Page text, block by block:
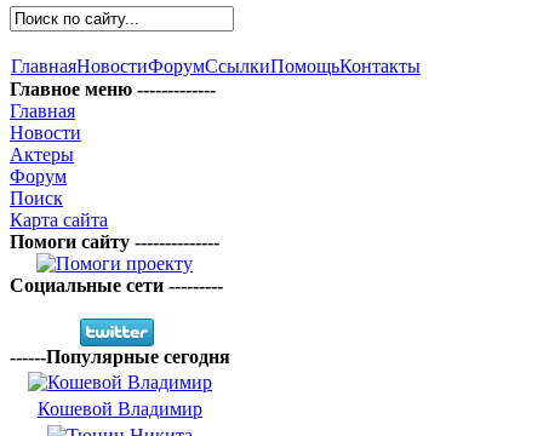
ГлавнаяНовостиФорумСсылкиПомощьКонтакты
Главное меню -------------
Главная
Новости
Актеры
Форум
Поиск
Карта сайта
Помоги сайту --------------
Социальные сети ---------
------Популярные сегодня
Кошевой Владимир